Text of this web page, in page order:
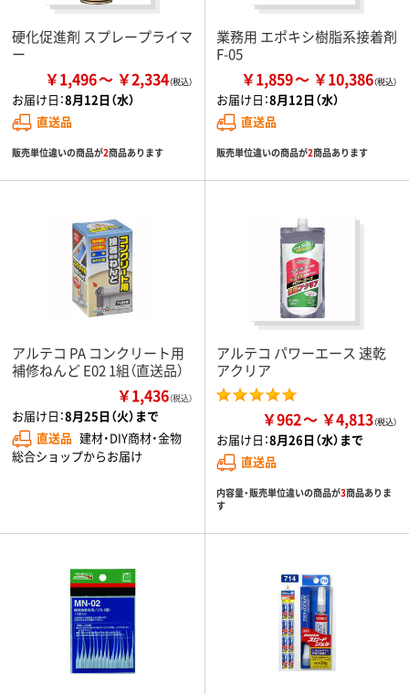
硬化促進剤 スプレープライマ
ー
￥1,496 ￥2,334
お届け日：8月12日（水）
直送品
販売単位違いの商品が2商品あります
業務用 エポキシ樹脂系接着剤
F-05
￥1,859 ￥10,386
お届け日：8月12日（水）
直送品
販売単位違いの商品が2商品あります
アルテコ PA コンクリート用
補修ねんど E02 1組（直送品）
￥1,436（税込）
お届け日：8月25日（火）まで
直送品 建材・DIY商材・金物
総合ショップからお届け
アルテコ パワーエース 速乾
アクリア
￥962 ￥4,813
お届け日：8月26日（水）まで
直送品
内容量・販売単位違いの商品が3商品ありま
す